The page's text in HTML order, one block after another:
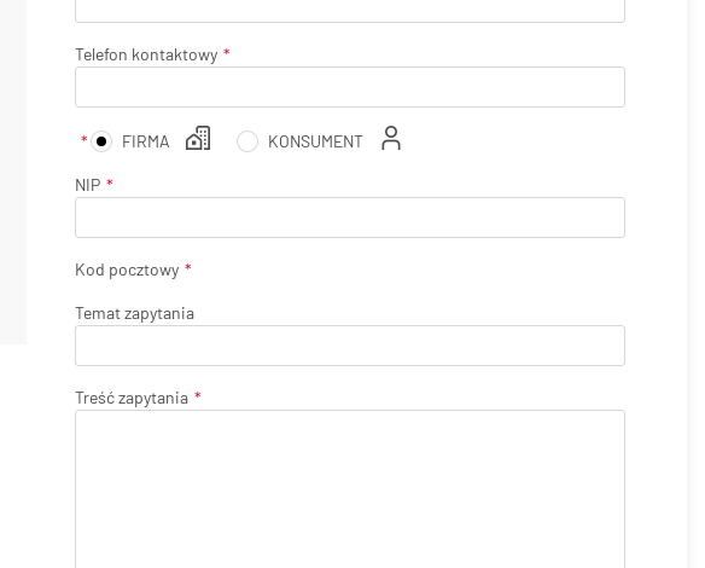
Telefon kontaktowy
FIRMA KONSUMENT
NIP
Kod pocztowy
Temat zapytania
Treść zapytania